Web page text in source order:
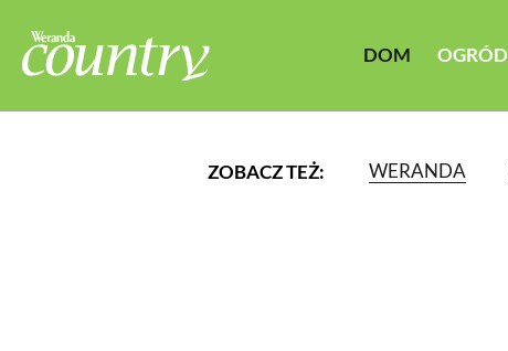
DOM OGRÓD
ZOBACZ TEŻ: WERANDA